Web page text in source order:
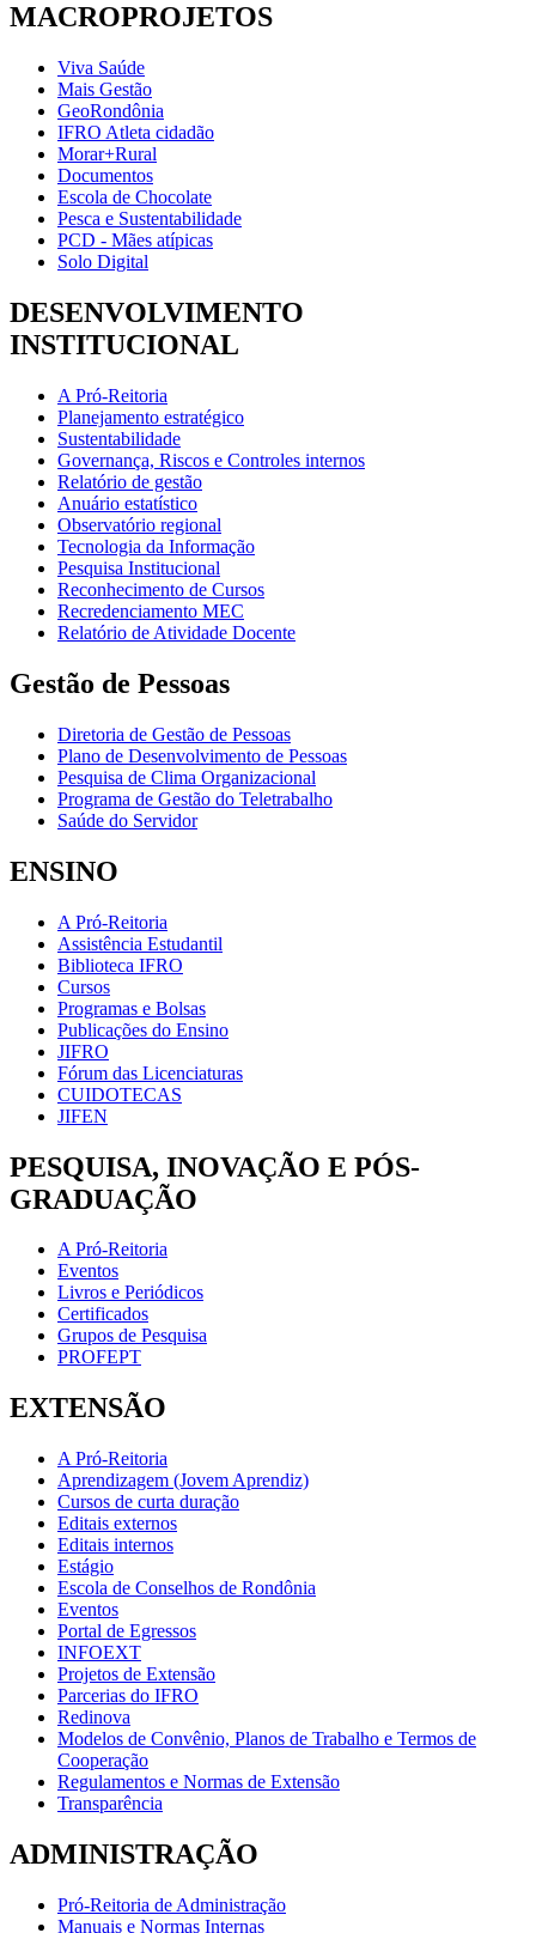
MACROPROJETOS
Viva Saúde
Mais Gestão
GeoRondônia
IFRO Atleta cidadão
Morar+Rural
Documentos
Escola de Chocolate
Pesca e Sustentabilidade
PCD - Mães atípicas
Solo Digital
DESENVOLVIMENTO
INSTITUCIONAL
A Pró-Reitoria
Planejamento estratégico
Sustentabilidade
Governança, Riscos e Controles internos
Relatório de gestão
Anuário estatístico
Observatório regional
Tecnologia da Informação
Pesquisa Institucional
Reconhecimento de Cursos
Recredenciamento MEC
Relatório de Atividade Docente
Gestão de Pessoas
Diretoria de Gestão de Pessoas
Plano de Desenvolvimento de Pessoas
Pesquisa de Clima Organizacional
Programa de Gestão do Teletrabalho
Saúde do Servidor
ENSINO
A Pró-Reitoria
Assistência Estudantil
Biblioteca IFRO
Cursos
Programas e Bolsas
Publicações do Ensino
JIFRO
Fórum das Licenciaturas
CUIDOTECAS
JIFEN
PESQUISA, INOVAÇÃO E PÓS-
GRADUAÇÃO
A Pró-Reitoria
Eventos
Livros e Periódicos
Certificados
Grupos de Pesquisa
PROFEPT
EXTENSÃO
A Pró-Reitoria
Aprendizagem (Jovem Aprendiz)
Cursos de curta duração
Editais externos
Editais internos
Estágio
Escola de Conselhos de Rondônia
Eventos
Portal de Egressos
INFOEXT
Projetos de Extensão
Parcerias do IFRO
Redinova
Modelos de Convênio, Planos de Trabalho e Termos de
Cooperação
Regulamentos e Normas de Extensão
Transparência
ADMINISTRAÇÃO
Pró-Reitoria de Administração
Manuais e Normas Internas